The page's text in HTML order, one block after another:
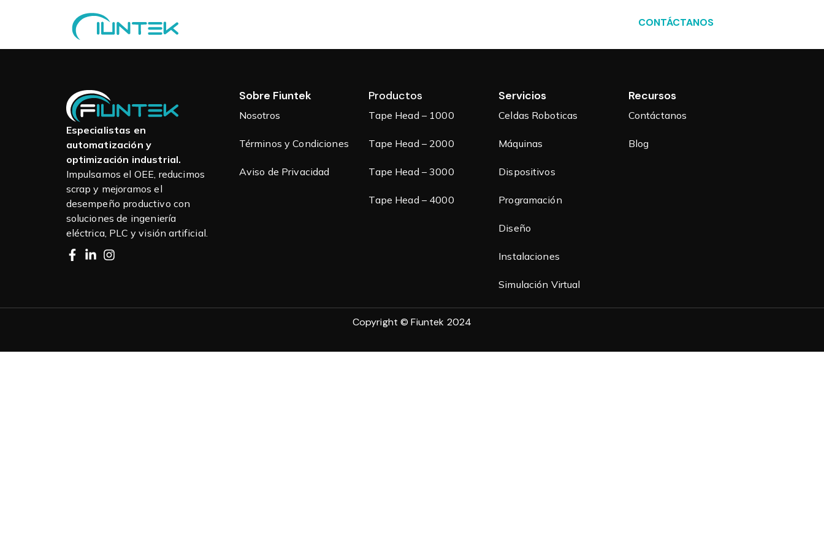
CONTÁCTANOS
Especialistas en
automatización y
optimización industrial.
Impulsamos el OEE, reducimos
scrap y mejoramos el
desempeño productivo con
soluciones de ingeniería
eléctrica, PLC y visión artificial.
Sobre Fiuntek
Nosotros
Términos y Condiciones
Aviso de Privacidad
Productos
Tape Head – 1000
Tape Head – 2000
Tape Head – 3000
Tape Head – 4000
Servicios
Celdas Roboticas
Máquinas
Dispositivos
Programación
Diseño
Instalaciones
Simulación Virtual
Recursos
Contáctanos
Blog
Copyright © Fiuntek 2024